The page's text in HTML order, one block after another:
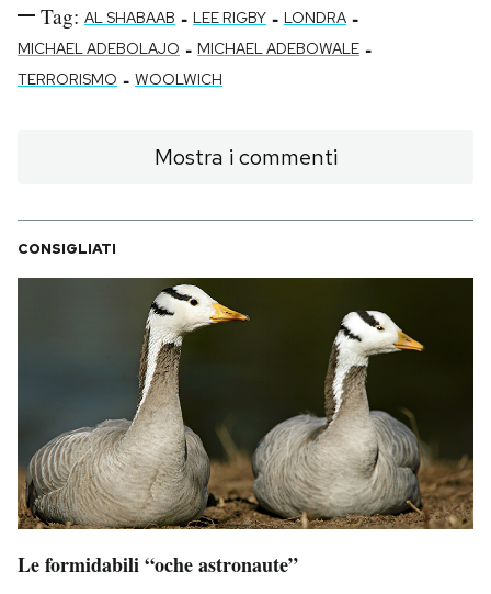
Tag: AL SHABAAB - LEE RIGBY - LONDRA -
MICHAEL ADEBOLAJO - MICHAEL ADEBOWALE -
TERRORISMO - WOOLWICH
Mostra i commenti
CONSIGLIATI
Le formidabili “oche astronaute”